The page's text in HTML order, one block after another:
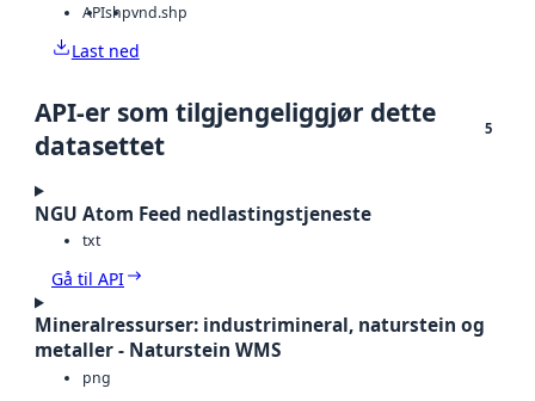
APIshpvnd.shp
Last ned
API-er som tilgjengeliggjør dette
datasettet
5
NGU Atom Feed nedlastingstjeneste
txt
Gå til API
Mineralressurser: industrimineral, naturstein og
metaller - Naturstein WMS
png